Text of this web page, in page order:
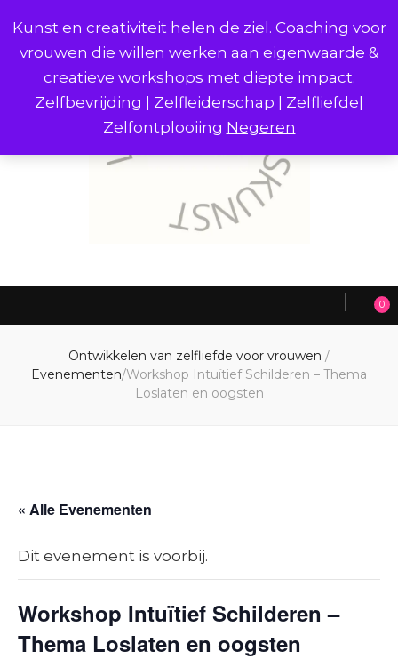
Kunst en creativiteit helen de ziel. Coaching voor
vrouwen die willen werken aan eigenwaarde &
creatieve workshops met diepte impact.
Zelfbevrijding | Zelfleiderschap | Zelfliefde|
Zelfontplooiing Negeren
0
Ontwikkelen van zelfliefde voor vrouwen /
Evenementen/Workshop Intuïtief Schilderen – Thema
Loslaten en oogsten
« Alle Evenementen
Dit evenement is voorbij.
Workshop Intuïtief Schilderen –
Thema Loslaten en oogsten